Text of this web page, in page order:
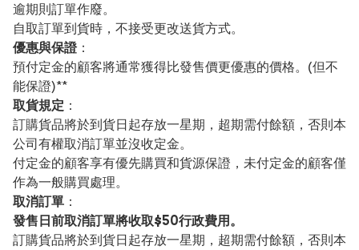
逾期則訂單作廢。
自取訂單到貨時，不接受更改送貨方式。
優惠與保證：
預付定金的顧客將通常獲得比發售價更優惠的價格。(但不
能保證)**
取貨規定 ：
訂購貨品將於到貨日起存放一星期，超期需付餘額，否則本
公司有權取消訂單並沒收定金。
付定金的顧客享有優先購買和貨源保證，未付定金的顧客僅
作為一般購買處理。
取消訂單 ：
發售日前取消訂單將收取$50行政費用。
訂購貨品將於到貨日起存放一星期，超期需付餘額，否則本